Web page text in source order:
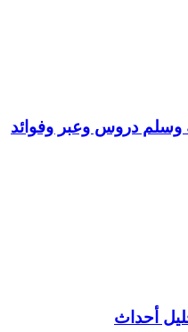
وسلم دروس وعبر وفوائد
أحداث